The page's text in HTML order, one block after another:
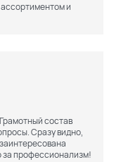
и
состав
Сразу видно,
за профессионализм!